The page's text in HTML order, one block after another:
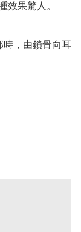
效果驚人。
時，由鎖骨向耳